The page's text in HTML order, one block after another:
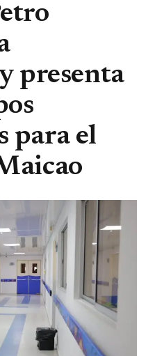
presenta
para el